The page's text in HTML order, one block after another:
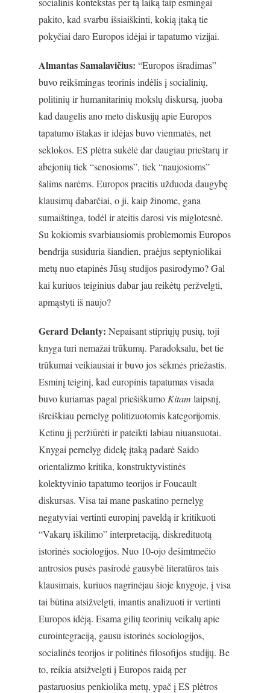
pakito, kad svarbu išsiaiškinti, kokią įtaką tie
pokyčiai daro Europos idėjai ir tapatumo vizijai.
Almantas Samalavičius: “Europos išradimas”
buvo reikšmingas teorinis indėlis į socialinių,
politinių ir humanitarinių mokslų diskursą, juoba
kad daugelis ano meto diskusijų apie Europos
tapatumo ištakas ir idėjas buvo vienmatės, net
seklokos. ES plėtra sukėlė dar daugiau prieštarų ir
abejonių tiek “senosioms”, tiek “naujosioms”
šalims narėms. Europos praeitis užduoda daugybę
klausimų dabarčiai, o ji, kaip žinome, gana
sumaištinga, todėl ir ateitis darosi vis miglotesnė.
Su kokiomis svarbiausiomis problemomis Europos
bendrija susiduria šiandien, praėjus septyniolikai
metų nuo etapinės Jūsų studijos pasirodymo? Gal
kai kuriuos teiginius dabar jau reikėtų peržvelgti,
apmąstyti iš naujo?
Gerard Delanty: Nepaisant stipriųjų pusių, toji
knyga turi nemažai trūkumų. Paradoksalu, bet tie
trūkumai veikiausiai ir buvo jos sėkmės priežastis.
Esminį teiginį, kad europinis tapatumas visada
buvo kuriamas pagal priešiškumo Kitam laipsnį,
išreiškiau pernelyg politizuotomis kategorijomis.
Ketinu jį peržiūrėti ir pateikti labiau niuansuotai.
Knygai pernelyg didelę įtaką padarė Saido
orientalizmo kritika, konstruktyvistinės
kolektyvinio tapatumo teorijos ir Foucault
diskursas. Visa tai mane paskatino pernelyg
negatyviai vertinti europinį paveldą ir kritikuoti
“Vakarų iškilimo” interpretaciją, diskredituotą
istorinės sociologijos. Nuo 10-ojo dešimtmečio
antrosios pusės pasirodė gausybė literatūros tais
klausimais, kuriuos nagrinėjau šioje knygoje, į visa
tai būtina atsižvelgti, imantis analizuoti ir vertinti
Europos idėją. Esama gilių teorinių veikalų apie
eurointegraciją, gausu istorinės sociologijos,
socialinės teorijos ir politinės filosofijos studijų. Be
to, reikia atsižvelgti į Europos raidą per
pastaruosius penkiolika metų, ypač į ES plėtros